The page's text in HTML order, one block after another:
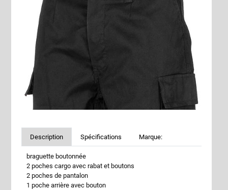
Description Spécifications Marque:
braguette boutonnée
2 poches cargo avec rabat et boutons
2 poches de pantalon
1 poche arrière avec bouton